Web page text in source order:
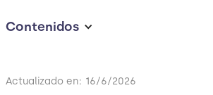
Contenidos
Actualizado en: 16/6/2026